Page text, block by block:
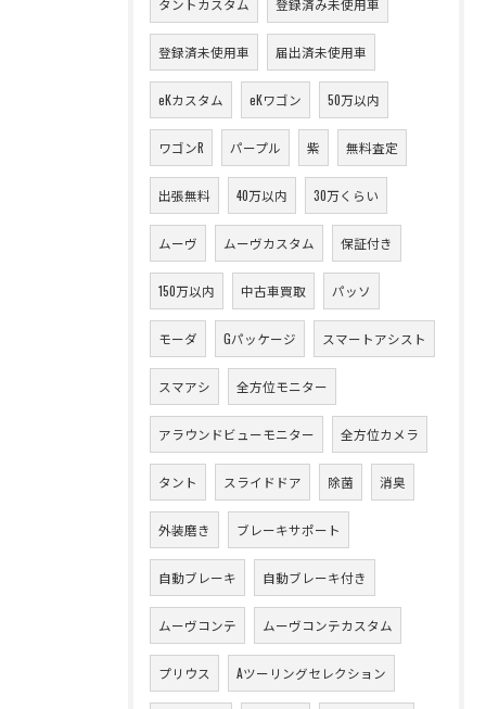
タントカスタム 登録済み未使用車
登録済未使用車 届出済未使用車
eKカスタム eKワゴン 50万以内
ワゴンR パープル 紫 無料査定
出張無料 40万以内 30万くらい
ムーヴ ムーヴカスタム 保証付き
150万以内 中古車買取 パッソ
モーダ Gパッケージ スマートアシスト
スマアシ 全方位モニター
アラウンドビューモニター 全方位カメラ
タント スライドドア 除菌 消臭
外装磨き ブレーキサポート
自動ブレーキ 自動ブレーキ付き
ムーヴコンテ ムーヴコンテカスタム
プリウス Aツーリングセレクション